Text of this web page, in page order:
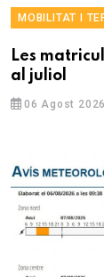
MOBILITAT I
Les
al juliol
06 Agost 2026